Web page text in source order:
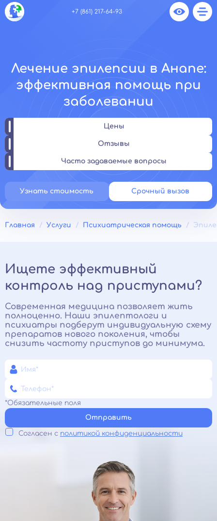
+7 (861) 217-64-93
Лечение эпилепсии в Анапе:
эффективная помощь при
заболевании
Цены
Отзывы
Часто задаваемые вопросы
Узнать стоимость Срочный вызов
Главная Услуги Психиатрическая помощь
Ищете эффективный
контроль над приступами?
Современная медицина позволяет жить
полноценно. Наши эпилептологи и
психиатры подберут индивидуальную схему
препаратов нового поколения, чтобы
снизить частоту приступов до минимума.
*Обязательные поля
Отправить
Согласен с политикой конфиденциальности